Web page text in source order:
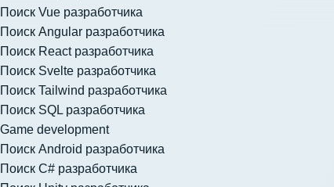
Поиск Vue разработчика
Поиск Angular разработчика
Поиск React разработчика
Поиск Svelte разработчика
Поиск Tailwind разработчика
Поиск SQL разработчика
Game development
Поиск Android разработчика
Поиск C# разработчика